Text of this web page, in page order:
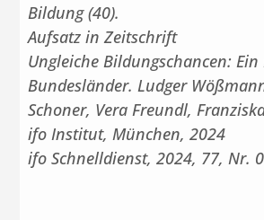
Bildung (40).
Aufsatz in Zeitschrift
Ungleiche Bildungschancen:
Bundesländer. Ludger
Schoner, Vera Freundl,
ifo Institut, München, 2024
ifo Schnelldienst, 2024, 77, Nr.